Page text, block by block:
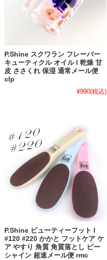
P.Shine スクワラン フレーバー
キューティクル オイル l 乾燥 甘
皮 ささくれ 保湿 通常メール便
clp
¥990(税込)
P.Shine ビューティーフット l
#120 #220 かかと フットケア ケ
ア やすり 角質 角質落とし ピー
シャイン 超速メール便 rmc